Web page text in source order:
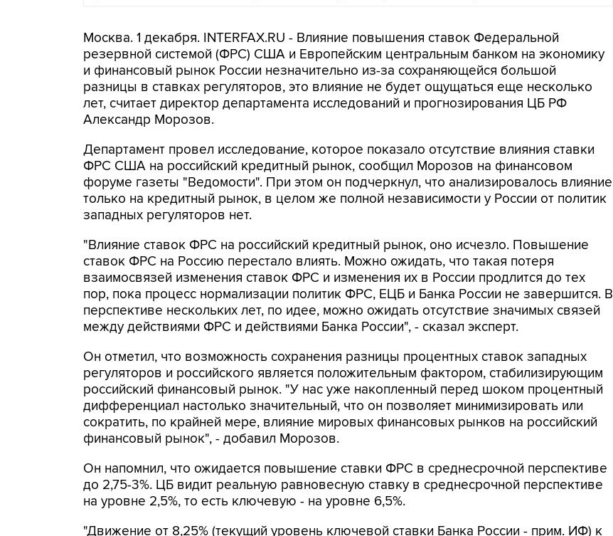
Москва. 1 декабря. INTERFAX.RU - Влияние повышения ставок Федеральной
резервной системой (ФРС) США и Европейским центральным банком на экономику
и финансовый рынок России незначительно из-за сохраняющейся большой
разницы в ставках регуляторов, это влияние не будет ощущаться еще несколько
лет, считает директор департамента исследований и прогнозирования ЦБ РФ
Александр Морозов.
Департамент провел исследование, которое показало отсутствие влияния ставки
ФРС США на российский кредитный рынок, сообщил Морозов на финансовом
форуме газеты "Ведомости". При этом он подчеркнул, что анализировалось влияние
только на кредитный рынок, в целом же полной независимости у России от политик
западных регуляторов нет.
"Влияние ставок ФРС на российский кредитный рынок, оно исчезло. Повышение
ставок ФРС на Россию перестало влиять. Можно ожидать, что такая потеря
взаимосвязей изменения ставок ФРС и изменения их в России продлится до тех
пор, пока процесс нормализации политик ФРС, ЕЦБ и Банка России не завершится. В
перспективе нескольких лет, по идее, можно ожидать отсутствие значимых связей
между действиями ФРС и действиями Банка России", - сказал эксперт.
Он отметил, что возможность сохранения разницы процентных ставок западных
регуляторов и российского является положительным фактором, стабилизирующим
российский финансовый рынок. "У нас уже накопленный перед шоком процентный
дифференциал настолько значительный, что он позволяет минимизировать или
сократить, по крайней мере, влияние мировых финансовых рынков на российский
финансовый рынок", - добавил Морозов.
Он напомнил, что ожидается повышение ставки ФРС в среднесрочной перспективе
до 2,75-3%. ЦБ видит реальную равновесную ставку в среднесрочной перспективе
на уровне 2,5%, то есть ключевую - на уровне 6,5%.
"Движение от 8,25% (текущий уровень ключевой ставки Банка России - прим. ИФ) к